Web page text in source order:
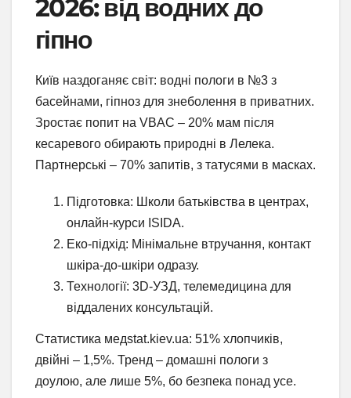
2026: від водних до
гіпно
Київ наздоганяє світ: водні пологи в №3 з
басейнами, гіпноз для знеболення в приватних.
Зростає попит на VBAC – 20% мам після
кесаревого обирають природні в Лелека.
Партнерські – 70% запитів, з татусями в масках.
Підготовка: Школи батьківства в центрах,
онлайн-курси ISIDA.
Еко-підхід: Мінімальне втручання, контакт
шкіра-до-шкіри одразу.
Технології: 3D-УЗД, телемедицина для
віддалених консультацій.
Статистика медstat.kiev.ua: 51% хлопчиків,
двійні – 1,5%. Тренд – домашні пологи з
доулою, але лише 5%, бо безпека понад усе.